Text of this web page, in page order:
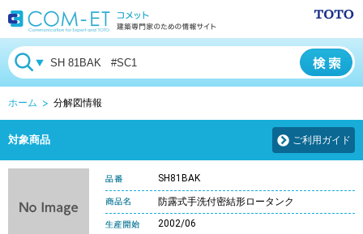
ホーム 分解図情報
対象商品 ご利用ガイド
SH81BAK
防露式手洗付密結形ロータンク
2002/06